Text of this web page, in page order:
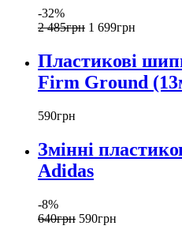
-32%
2 485грн 1 699грн
Пластикові
Firm Ground
590грн
Змінні
Adidas
-8%
640грн 590грн